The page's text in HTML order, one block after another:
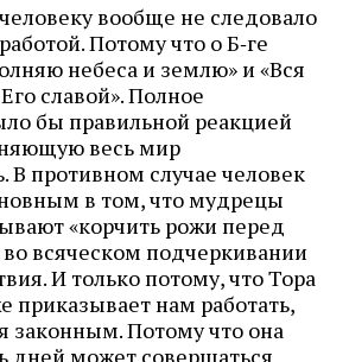
вообще не следовало
Потому что о Б‑ге
небеса и землю» и «Вся
славой». Полное
бы правильной реакцией
весь мир
В противном случае человек
в том, что мудрецы
«корчить рожи перед
во всяческом подчеркивании
И только потому, что Тора
приказывает нам работать,
законным. Потому что она
дней может совершаться